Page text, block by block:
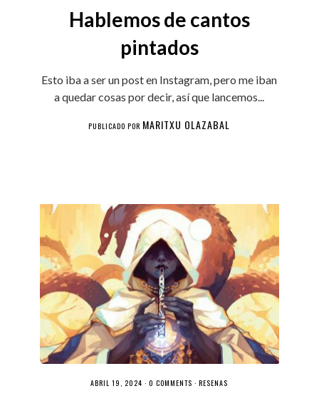
Hablemos de cantos
pintados
Esto iba a ser un post en Instagram, pero me iban
a quedar cosas por decir, así que lancemos...
PUBLICADO POR MARITXU OLAZABAL
ABRIL 19, 2024 ·0 COMMENTS ·RESEÑAS